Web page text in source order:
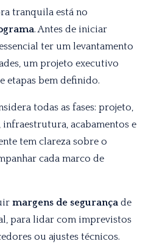
tranquila está no
. Antes de iniciar
ter um levantamento
um projeto executivo
etapas bem definido.
todas as fases: projeto,
acabamentos e
tem clareza sobre o
cada marco de
margens de segurança de
para lidar com imprevistos
ou ajustes técnicos.